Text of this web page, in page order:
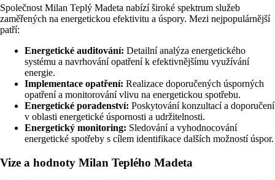
Společnost Milan Teplý Madeta nabízí široké spektrum služeb
zaměřených na energetickou efektivitu a úspory. Mezi nejpopulárnější
patří:
Energetické auditování: Detailní analýza energetického
systému a navrhování opatření k efektivnějšímu využívání
energie.
Implementace opatření: Realizace doporučených úsporných
opatření a monitorování vlivu na energetickou spotřebu.
Energetické poradenství: Poskytování konzultací a doporučení
v oblasti energetické úspornosti a udržitelnosti.
Energetický monitoring: Sledování a vyhodnocování
energetické spotřeby s cílem identifikace dalších možností úspor.
Vize a hodnoty Milan Teplého Madeta